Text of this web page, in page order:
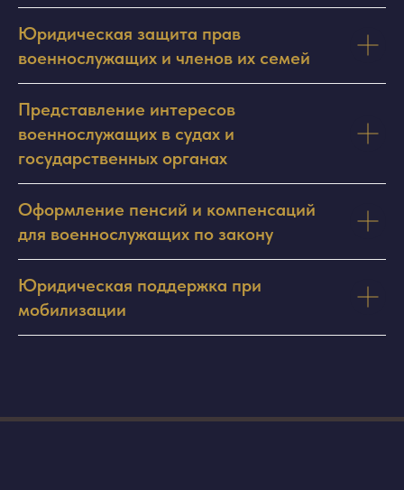
Юридическая защита прав
военнослужащих и членов их семей
Представление интересов
военнослужащих в судах и
государственных органах
Оформление пенсий и компенсаций
для военнослужащих по закону
Юридическая поддержка при
мобилизации